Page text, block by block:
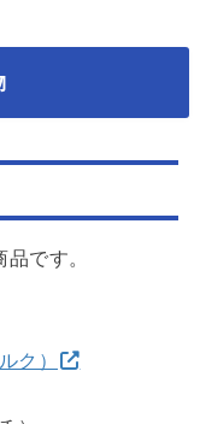
です。
ク）